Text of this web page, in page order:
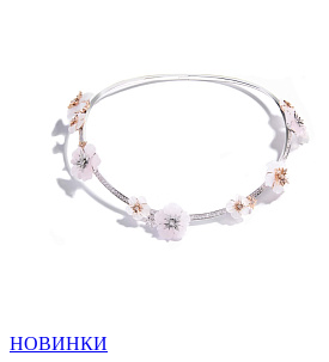
НОВИНКИ